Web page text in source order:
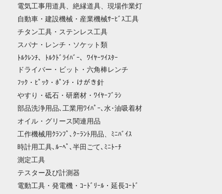
電気工事用道具、絶縁道具、現場作業灯
自動車・建設機械・産業機械ｻｰﾋﾞｽ工具
チタン工具・ステンレス工具
スパナ・レンチ・ソケット類
ﾄﾙｸﾚﾝﾁ、ﾄﾙｸﾄﾞﾗｲﾊﾞｰ、ﾜｲﾔｰﾂｲｽﾀｰ
ドライバー・ビット・六角棒レンチ
ﾌｯｸ・ﾋﾟｯｸ・ﾎﾟﾝﾁ・けがき針
やすり・砥石・研磨材・ﾜｲﾔｰﾌﾞﾗｼ
部品洗浄用品､工業用ﾜｲﾊﾟｰ､水･油吸着材
オイル・グリース関連用品
工作機械用ｸﾗﾝﾌﾟ､ｸｰﾗﾝﾄ用品、ﾐﾆﾊﾞｲｽ
時計用工具､ﾙｰﾍﾟ､半田ごて､ﾐﾆﾄｰﾁ
測定工具
テスター及び計測器
電動工具・発電機・ｺｰﾄﾞﾘｰﾙ・延長ｺｰﾄﾞ